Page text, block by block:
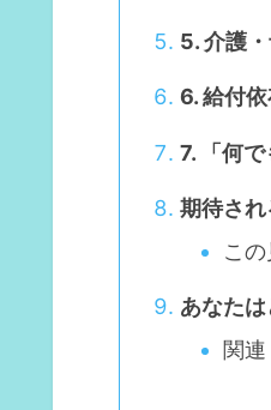
5. 介護
6. 給付
7. 「何
期待さ
こ
あなた
関連